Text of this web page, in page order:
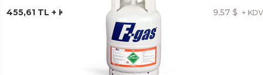
9,57 $ + KDV
455,61 TL + KDV